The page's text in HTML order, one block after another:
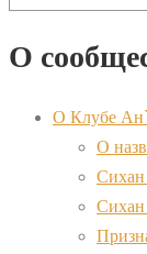
О
О Клубе
О
Сихан
Сихан